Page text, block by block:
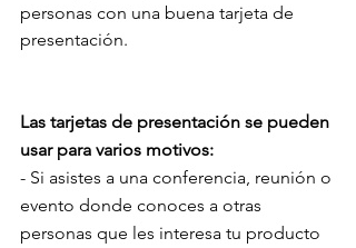
personas con una buena tarjeta de
presentación.
Las tarjetas de presentación se pueden
usar para varios motivos:
- Si asistes a una conferencia, reunión o
evento donde conoces a otras
personas que les interesa tu producto